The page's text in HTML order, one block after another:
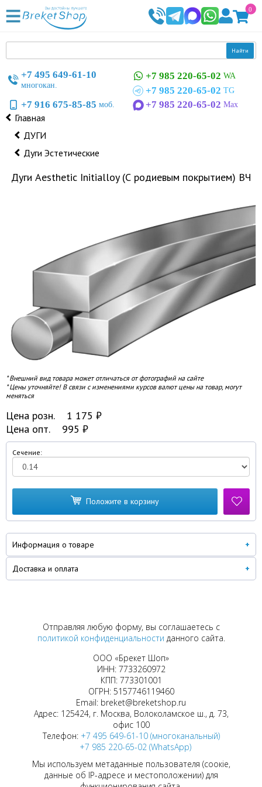
0
Найти
+7 495 649-61-10
многокан.
+7 916 675-85-85 моб.
+7 985 220-65-02 WA
+7 985 220-65-02 TG
+7 985 220-65-02 Max
Главная
ДУГИ
Дуги Эстетические
Дуги Aesthetic Initialloy (С родиевым покрытием) ВЧ
* Внешний вид товара может отличаться от фотографий на сайте
* Цены уточняйте! В связи с изменениями курсов валют цены на товар, могут
меняться
Цена розн. 1 175 ₽
Цена опт.
995 ₽
Сечение:
Положите в корзину
Информация о товаре
Доставка и оплата
Отправляя любую форму, вы соглашаетесь с
политикой конфиденциальности данного сайта.
ООО «Брекет Шоп»
ИНН: 7733260972
КПП: 773301001
ОГРН: 5157746119460
Email: breket@breketshop.ru
Адрес: 125424, г. Москва, Волоколамское ш., д. 73,
офис 100
Телефон: +7 495 649-61-10 (многоканальный)
+7 985 220-65-02 (WhatsApp)
Мы используем метаданные пользователя (соокіе,
данные об IP-адресе и местоположении) для